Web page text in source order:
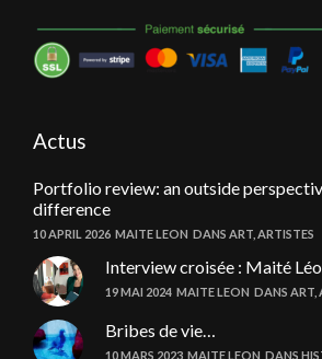
Actus
Portfolio review: an outside
difference
10 APRIL 2026 MAITE LEON DANS ART ARTISTES
Interview croisée : Maité
19 MAI 2024 MAITE LEON DANS ART
Bribes de vie…
10 MARS 2023 MAITE LEON DANS